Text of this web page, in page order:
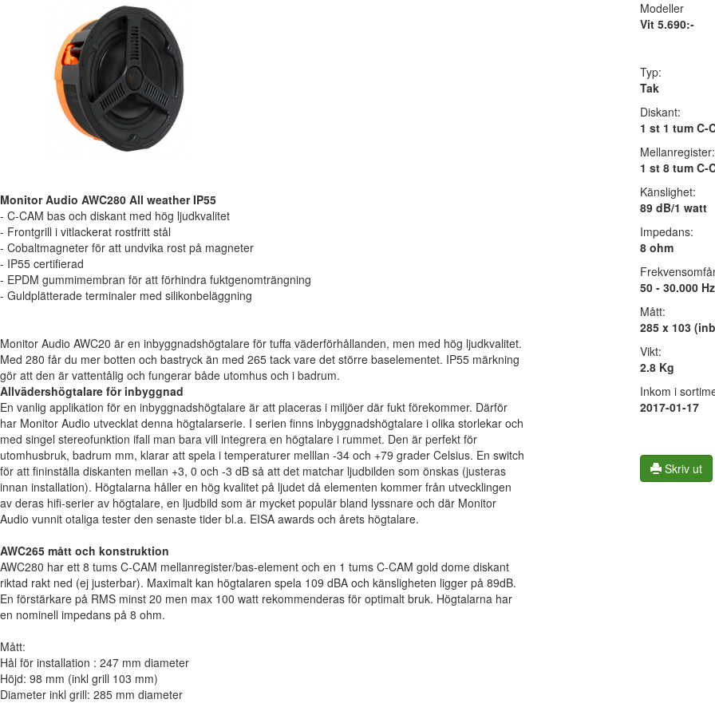
Monitor Audio AWC280 All weather IP55
- C-CAM bas och diskant med hög ljudkvalitet
- Frontgrill i vitlackerat rostfritt stål
- Cobaltmagneter för att undvika rost på magneter
- IP55 certifierad
- EPDM gummimembran för att förhindra fuktgenomträngning
- Guldplätterade terminaler med silikonbeläggning
Monitor Audio AWC20 är en inbyggnadshögtalare för tuffa väderförhållanden, men med hög ljudkvalitet.
Med 280 får du mer botten och bastryck än med 265 tack vare det större baselementet. IP55 märkning
gör att den är vattentålig och fungerar både utomhus och i badrum.
Allvädershögtalare för inbyggnad
En vanlig applikation för en inbyggnadshögtalare är att placeras i miljöer där fukt förekommer. Därför
har Monitor Audio utvecklat denna högtalarserie. I serien finns inbyggnadshögtalare i olika storlekar och
med singel stereofunktion ifall man bara vill integrera en högtalare i rummet. Den är perfekt för
utomhusbruk, badrum mm, klarar att spela i temperaturer melllan -34 och +79 grader Celsius. En switch
för att fininställa diskanten mellan +3, 0 och -3 dB så att det matchar ljudbilden som önskas (justeras
innan installation). Högtalarna håller en hög kvalitet på ljudet då elementen kommer från utvecklingen
av deras hifi-serier av högtalare, en ljudbild som är mycket populär bland lyssnare och där Monitor
Audio vunnit otaliga tester den senaste tider bl.a. EISA awards och årets högtalare.
AWC265 mått och konstruktion
AWC280 har ett 8 tums C-CAM mellanregister/bas-element och en 1 tums C-CAM gold dome diskant
riktad rakt ned (ej justerbar). Maximalt kan högtalaren spela 109 dBA och känsligheten ligger på 89dB.
En förstärkare på RMS minst 20 men max 100 watt rekommenderas för optimalt bruk. Högtalarna har
en nominell impedans på 8 ohm.
Mått:
Hål för installation : 247 mm diameter
Höjd: 98 mm (inkl grill 103 mm)
Diameter inkl grill: 285 mm diameter
Modeller
Vit 5.690:-
Typ:
Tak
Diskant:
1 st 1 tum C-
Mellanregister:
1 st 8 tum C-
Känslighet:
89 dB/1 watt
Impedans:
8 ohm
50 - 30.000 Hz
Mått:
285 x 103
Vikt:
2.8 Kg
Inkom i
2017-01-17
Skriv ut